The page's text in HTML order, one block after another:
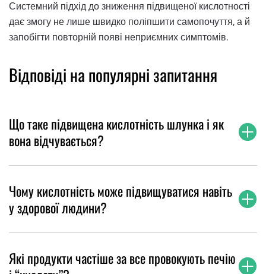
Системний підхід до зниження підвищеної кислотності
дає змогу не лише швидко поліпшити самопочуття, а й
запобігти повторній появі неприємних симптомів.
Відповіді на популярні запитання
Що таке підвищена кислотність шлунка і як
вона відчувається?
Чому кислотність може підвищуватися навіть
у здорової людини?
Які продукти частіше за все провокують печію